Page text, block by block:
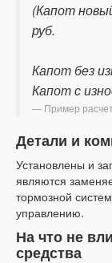
(Капот
руб.
Капот без
Капот с
Пример
Детали и
Установлены и
являются
тормозной
управлению.
На что не
средства